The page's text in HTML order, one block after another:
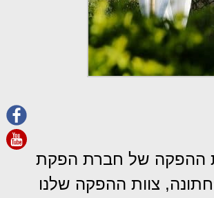
ההפקה של חברת הפקת
צוות ההפקה שלנו